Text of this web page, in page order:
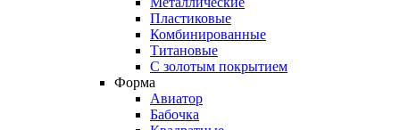
Пластиковые
Комбинированные
Титановые
С золотым покрытием
Форма
Авиатор
Бабочка